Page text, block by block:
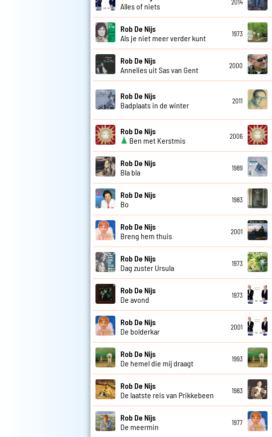
Alles of niets
2014
Rob De Nijs
Als je niet meer verder kunt
1973
Rob De Nijs
Annelies uit Sas van Gent
2000
Rob De Nijs
Badplaats in de winter
2011
Rob De Nijs
Ben met Kerstmis
2006
Rob De Nijs
Bla bla
1989
Rob De Nijs
Bo
1983
Rob De Nijs
Breng hem thuis
2001
Rob De Nijs
Dag zuster Ursula
1973
Rob De Nijs
De avond
1973
Rob De Nijs
De bolderkar
2001
Rob De Nijs
De hemel die mij draagt
1993
Rob De Nijs
De laatste reis van Prikkebeen
1983
Rob De Nijs
De meermin
1977